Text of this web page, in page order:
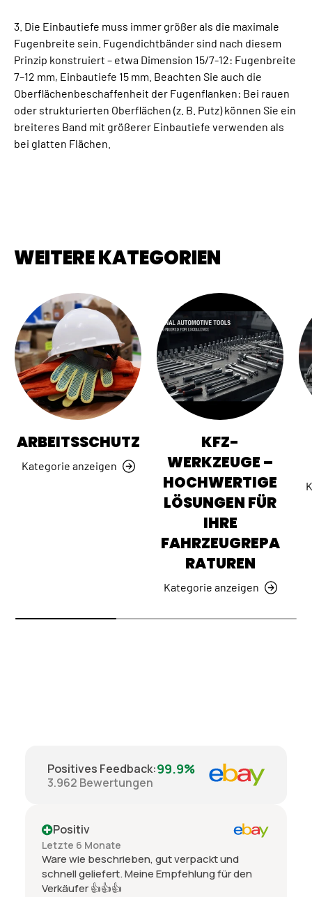
3. Die Einbautiefe muss immer größer als die maximale
Fugenbreite sein. Fugendichtbänder sind nach diesem
Prinzip konstruiert – etwa Dimension 15/7-12: Fugenbreite
7–12 mm, Einbautiefe 15 mm. Beachten Sie auch die
Oberflächenbeschaffenheit der Fugenflanken: Bei rauen
oder strukturierten Oberflächen (z. B. Putz) können Sie ein
breiteres Band mit größerer Einbautiefe verwenden als
bei glatten Flächen.
WEITERE KATEGORIEN
ARBEITSSCHUTZ
Kategorie anzeigen
KFZ-
WERKZEUGE –
HOCHWERTIGE
LÖSUNGEN FÜR
IHRE
FAHRZEUGREPA
RATUREN
Kategorie anzeigen
Positives Feedback:99.9%
3.962 Bewertungen
Positiv
Letzte 6 Monate
Ware wie beschrieben, gut verpackt und
schnell geliefert. Meine Empfehlung für den
Verkäufer 👍👍👍